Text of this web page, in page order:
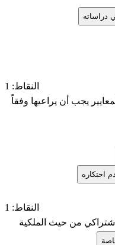
دراساته
النقاط: 1
يجب أن يراعيها وفقاً
احتكاره
النقاط: 1
من حيث الملكية